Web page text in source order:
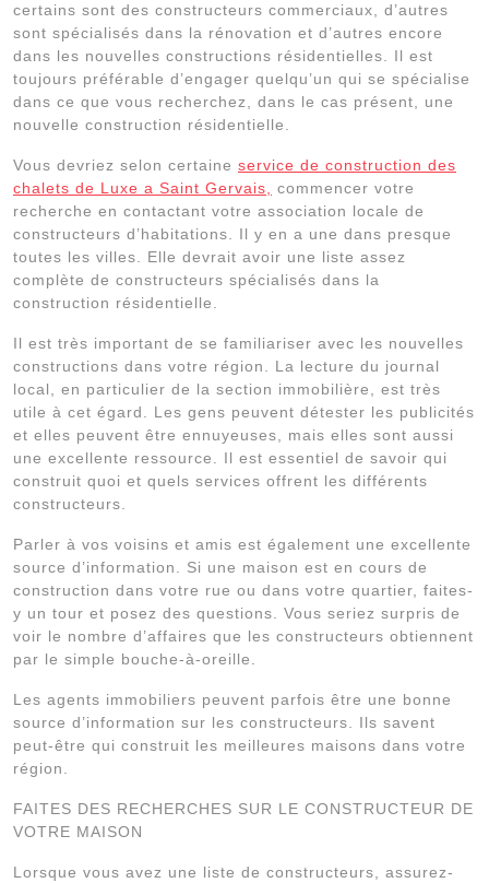
certains sont des constructeurs commerciaux, d’autres
sont spécialisés dans la rénovation et d’autres encore
dans les nouvelles constructions résidentielles. Il est
toujours préférable d’engager quelqu’un qui se spécialise
dans ce que vous recherchez, dans le cas présent, une
nouvelle construction résidentielle.
Vous devriez selon certaine service de construction des
chalets de Luxe a Saint Gervais,
commencer votre
recherche en contactant votre association locale de
constructeurs d’habitations. Il y en a une dans presque
toutes les villes. Elle devrait avoir une liste assez
complète de constructeurs spécialisés dans la
construction résidentielle.
Il est très important de se familiariser avec les nouvelles
constructions dans votre région. La lecture du journal
local, en particulier de la section immobilière, est très
utile à cet égard. Les gens peuvent détester les publicités
et elles peuvent être ennuyeuses, mais elles sont aussi
une excellente ressource. Il est essentiel de savoir qui
construit quoi et quels services offrent les différents
constructeurs.
Parler à vos voisins et amis est également une excellente
source d’information. Si une maison est en cours de
construction dans votre rue ou dans votre quartier, faites-
y un tour et posez des questions. Vous seriez surpris de
voir le nombre d’affaires que les constructeurs obtiennent
par le simple bouche-à-oreille.
Les agents immobiliers peuvent parfois être une bonne
source d’information sur les constructeurs. Ils savent
peut-être qui construit les meilleures maisons dans votre
région.
FAITES DES RECHERCHES SUR LE CONSTRUCTEUR DE
VOTRE MAISON
Lorsque vous avez une liste de constructeurs, assurez-